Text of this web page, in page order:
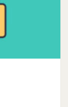
vnstat
vnstat
vnstat
看总览：
-m 按月
v0.51.
-zxvf
文件 vim